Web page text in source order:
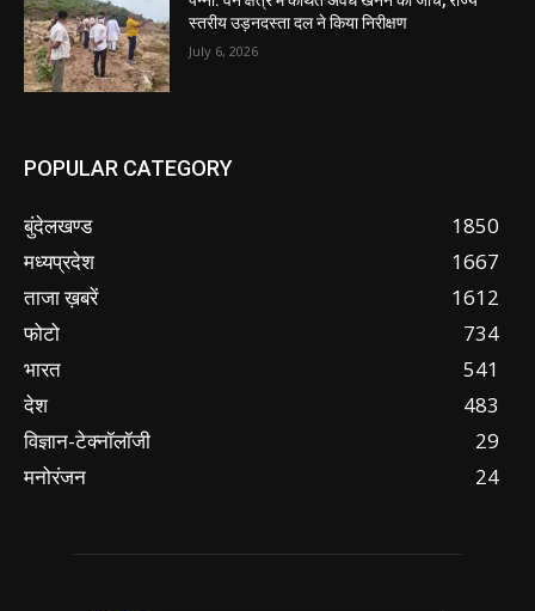
स्तरीय उड़नदस्ता दल ने किया निरीक्षण
July 6, 2026
POPULAR CATEGORY
बुंदेलखण्ड
1850
मध्यप्रदेश
1667
ताजा ख़बरें
1612
फोटो
734
भारत
541
देश
483
विज्ञान-टेक्नॉलॉजी
29
मनोरंजन
24